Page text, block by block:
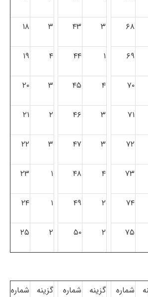
۶۸ ۳ ۴۳ ۳ ۱۸
۶۹ ۱ ۴۴ ۴ ۱۹
۷۰ ۴ ۴۵ ۳ ۲۰
۷۱ ۳ ۴۶ ۲ ۲۱
۷۲ ۳ ۴۷ ۳ ۲۲
۷۳ ۴ ۴۸ ۱ ۲۳
۷۴ ۲ ۴۹ ۱ ۲۴
۷۵ ۲ ۵۰ ۲ ۲۵
شماره گزینه شماره گزینه شماره